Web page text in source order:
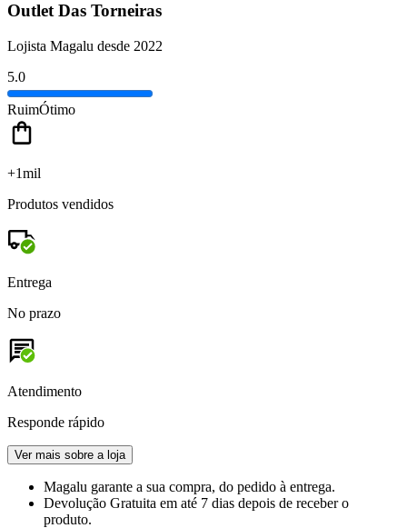
Outlet Das Torneiras
Lojista Magalu desde 2022
5.0
RuimÓtimo
+1mil
Produtos vendidos
Entrega
No prazo
Atendimento
Responde rápido
Ver mais sobre a loja
Magalu garante a sua compra, do pedido à entrega.
Devolução Gratuita em até 7 dias depois de receber o
produto.